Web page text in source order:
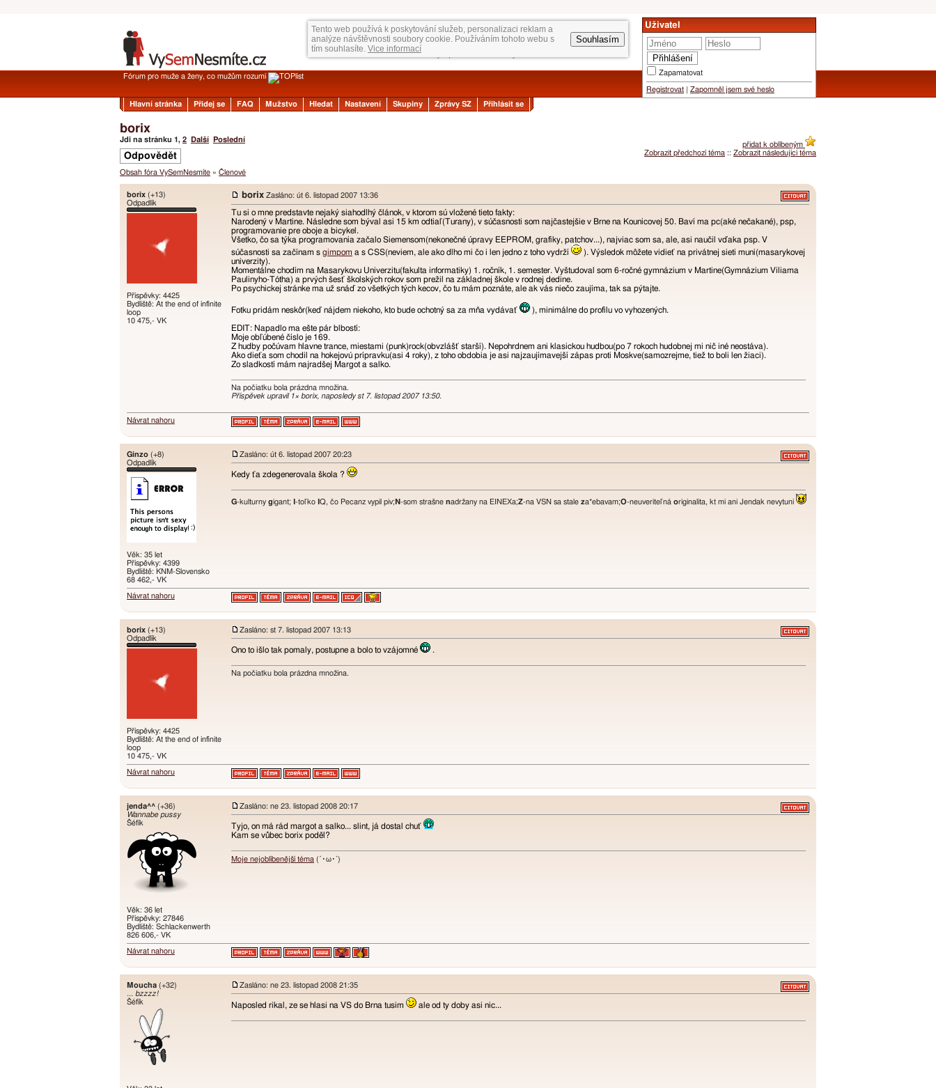
Tento web používá k poskytování služeb, personalizaci reklam a
analýze návštěvnosti soubory cookie. Používáním tohoto webu s
tím souhlasíte. Vice informací
Souhlasím
Uživatel
Zapamatovat
Registrovat Zapomněl jsem své heslo
Fórum pro muže a ženy, co mužům rozumí
Hlavní stránka Přidej se FAQ Mužstvo Hledat Nastavení Skupiny Zprávy SZ Přihlásit se
borix
přidat k oblíbeným
Zobrazit předchozí téma :: Zobrazit následující téma
Jdi na stránku 1, 2 Další Poslední
Odpovědět
Obsah fóra VySemNesmíte » Členové
borix (+13)
Odpadlík
Příspěvky: 4425
Bydliště: At the end of infinite
loop
10 475,- VK
borix Zasláno: út 6. listopad 2007 13:36
Tu si o mne predstavte nejaký siahodlhý článok, v ktorom sú vložené tieto fakty:
Narodený v Martine. Následne som býval asi 15 km odtiaľ(Turany), v súčasnosti som najčastejšie v Brne na Kounicovej 50. Baví ma pc(aké nečakané), psp,
programovanie pre oboje a bicykel.
Všetko, čo sa týka programovania začalo Siemensom(nekonečné úpravy EEPROM, grafiky, patchov...), najviac som sa, ale, asi naučil vďaka psp. V
súčasnosti sa začínam s gimpom a s CSS(neviem, ale ako dlho mi čo i len jedno z toho vydrží
). Výsledok môžete vidieť na privátnej sieti muni(masarykovej
univerzity).
Momentálne chodím na Masarykovu Univerzitu(fakulta informatiky) 1. ročník, 1. semester. Vyštudoval som 6-ročné gymnázium v Martine(Gymnázium Viliama
Paulinyho-Tótha) a prvých šesť školských rokov som prežil na základnej škole v rodnej dedine.
Po psychickej stránke ma už snáď zo všetkých tých kecov, čo tu mám poznáte, ale ak vás niečo zaujíma, tak sa pýtajte.
Fotku pridám neskôr(keď nájdem niekoho, kto bude ochotný sa za mňa vydávať ), minimálne do profilu vo vyhozených.
EDIT: Napadlo ma ešte pár blbostí:
Moje obľúbené číslo je 169.
Z hudby počúvam hlavne trance, miestami (punk)rock(obvzlášť starší). Nepohrdnem ani klasickou hudbou(po 7 rokoch hudobnej mi nič iné neostáva).
Ako dieťa som chodil na hokejovú prípravku(asi 4 roky), z toho obdobia je asi najzaujímavejší zápas proti Moskve(samozrejme, tiež to boli len žiaci).
Zo sladkostí mám najradšej Margot a salko.
Na počiatku bola prázdna množina.
Příspěvek upravil 1× borix, naposledy st 7. listopad 2007 13:50.
Návrat nahoru
Ginzo (+8)
Odpadlík
Věk: 35 let
Příspěvky: 4399
Bydliště: KNM-Slovensko
68 462,- VK
Zasláno: út 6. listopad 2007 20:23
Kedy ťa zdegenerovala škola ?
G-kulturny gigant; -toľko Q, čo Pecanz vypil piv; N-som strašne nadržany na EINEXa;Z-na VSN sa stale za*ebavam;O-neuveriteľná originalita, kt mi ani Jendak nevytuni
Návrat nahoru
borix (+13)
Odpadlík
Příspěvky: 4425
Bydliště: At the end of infinite
loop
10 475,- VK
Zasláno: st 7. listopad 2007 13:13
Ono to išlo tak pomaly, postupne a bolo to vzájomné .
Na počiatku bola prázdna množina.
Návrat nahoru
jenda^^ (+36)
Wannabe pussy
Šéfík
Věk: 36 let
Příspěvky: 27846
Bydliště: Schlackenwerth
826 606,- VK
Zasláno: ne 23. listopad 2008 20:17
Tyjo, on má rád margot a salko... slint, já dostal chuť
Kam se vůbec borix poděl?
Moje nejoblíbenější téma (´･ω･`)
Návrat nahoru
Moucha (+32)
... bzzzz!
Šéfík
Zasláno: ne 23. listopad 2008 21:35
Naposled rikal, ze se hlasi na VS do Brna tusim ale od ty doby asi nic...